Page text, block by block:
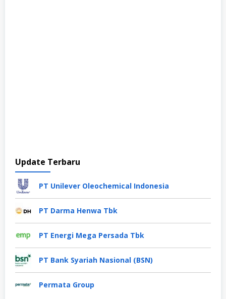
Update Terbaru
PT Unilever Oleochemical Indonesia
PT Darma Henwa Tbk
PT Energi Mega Persada Tbk
PT Bank Syariah Nasional (BSN)
Permata Group